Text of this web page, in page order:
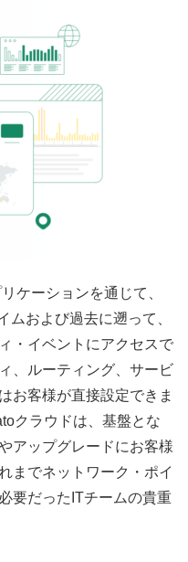
ケーションを通じて、
ムおよび過去に遡って、
・イベントにアクセスで
、ルーティング、サービ
お客様が直接設定できま
クラウドは、基盤とな
アップグレードにお客様
までネットワーク・ポイ
要だったITチームの貴重